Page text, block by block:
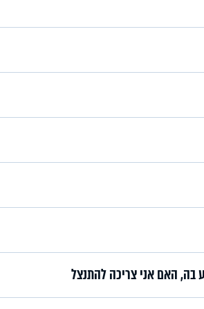
בה, האם אני צריכה להתנצל